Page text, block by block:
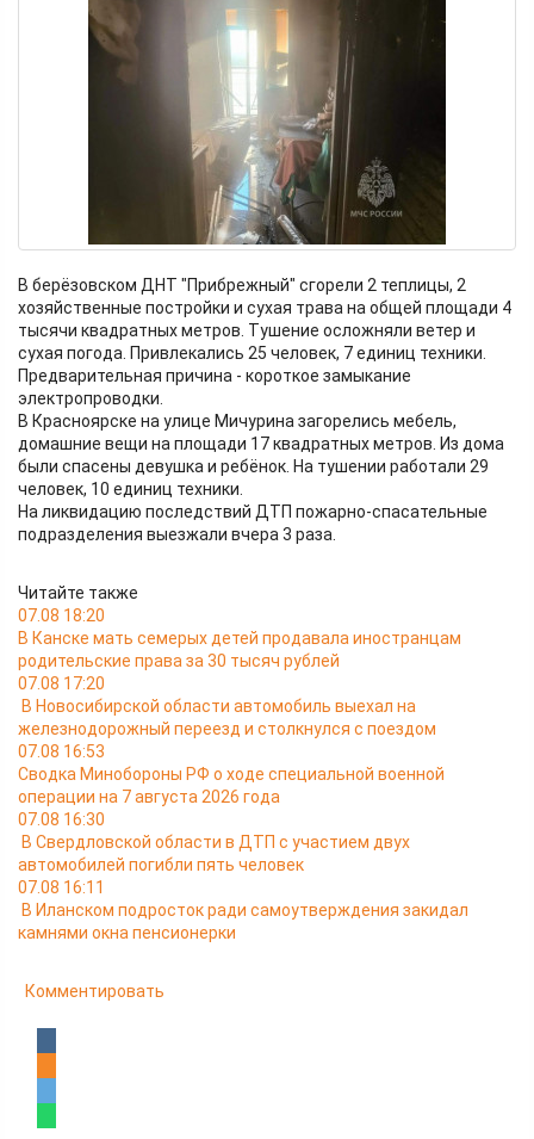
В берёзовском ДНТ "Прибрежный" сгорели 2 теплицы, 2
хозяйственные постройки и сухая трава на общей площади 4
тысячи квадратных метров. Тушение осложняли ветер и
сухая погода. Привлекались 25 человек, 7 единиц техники.
Предварительная причина - короткое замыкание
электропроводки.
В Красноярске на улице Мичурина загорелись мебель,
домашние вещи на площади 17 квадратных метров. Из дома
были спасены девушка и ребёнок. На тушении работали 29
человек, 10 единиц техники.
На ликвидацию последствий ДТП пожарно-спасательные
подразделения выезжали вчера 3 раза.
Читайте также
07.08 18:20
В Канске мать семерых детей продавала иностранцам
родительские права за 30 тысяч рублей
07.08 17:20
В Новосибирской области автомобиль выехал на
железнодорожный переезд и столкнулся с поездом
07.08 16:53
Сводка Минобороны РФ о ходе специальной военной
операции на 7 августа 2026 года
07.08 16:30
В Свердловской области в ДТП с участием двух
автомобилей погибли пять человек
07.08 16:11
В Иланском подросток ради самоутверждения закидал
камнями окна пенсионерки
Комментировать